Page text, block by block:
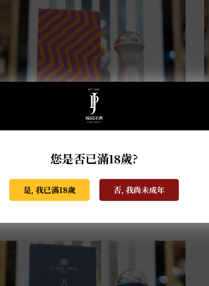
克斯阿蘇爾-冠軍榮耀 世界盃限量版 1L
您是否已滿18歲?
是, 我已滿18歲 否, 我尚未成年